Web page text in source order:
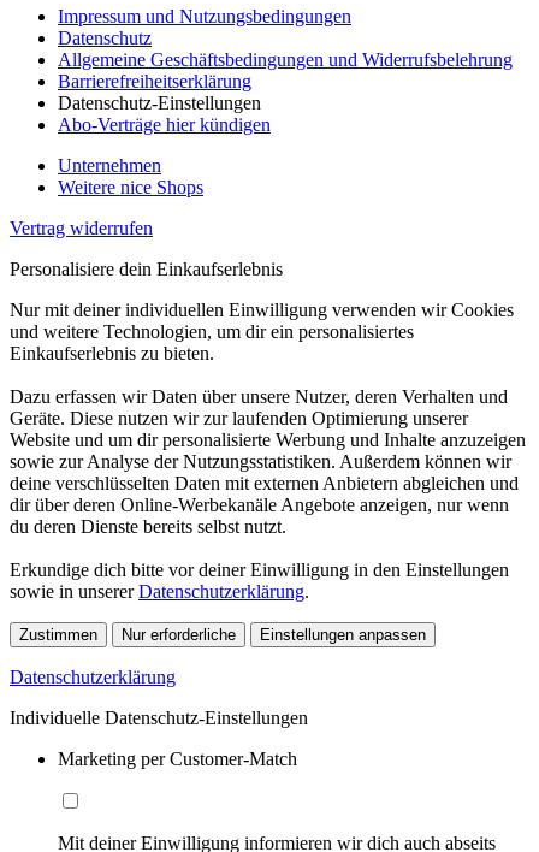
Impressum und Nutzungsbedingungen
Datenschutz
Allgemeine Geschäftsbedingungen und Widerrufsbelehrung
Barrierefreiheitserklärung
Datenschutz-Einstellungen
Abo-Verträge hier kündigen
Unternehmen
Weitere nice Shops
Vertrag widerrufen
Personalisiere dein Einkaufserlebnis
Nur mit deiner individuellen Einwilligung verwenden wir Cookies
und weitere Technologien, um dir ein personalisiertes
Einkaufserlebnis zu bieten.
Dazu erfassen wir Daten über unsere Nutzer, deren Verhalten und
Geräte. Diese nutzen wir zur laufenden Optimierung unserer
Website und um dir personalisierte Werbung und Inhalte anzuzeigen
sowie zur Analyse der Nutzungsstatistiken. Außerdem können wir
deine verschlüsselten Daten mit externen Anbietern abgleichen und
dir über deren Online-Werbekanäle Angebote anzeigen, nur wenn
du deren Dienste bereits selbst nutzt.
Erkundige dich bitte vor deiner Einwilligung in den Einstellungen
sowie in unsererDatenschutzerklärung.
Zustimmen Nur erforderliche Einstellungen anpassen
Datenschutzerklärung
Individuelle Datenschutz-Einstellungen
Marketing per Customer-Match
Mit deiner Einwilligung informieren wir dich auch abseits